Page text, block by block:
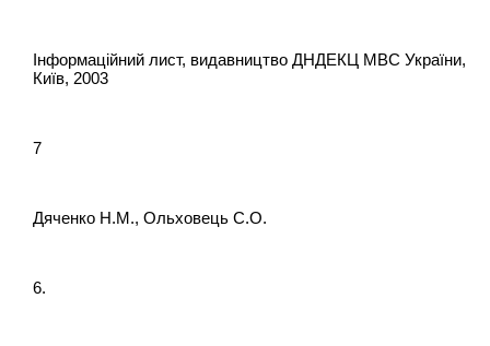
Інформаційний лист, видавництво ДНДЕКЦ МВС України,
Київ, 2003
7
Дяченко Н.М., Ольховець С.О.
6.